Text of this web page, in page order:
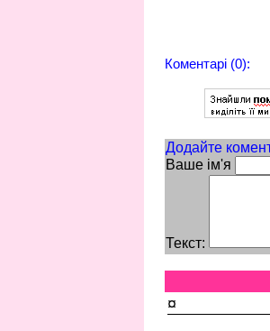
Коментарі (0):
Додайте
Ваше ім'я
Текст:
¤